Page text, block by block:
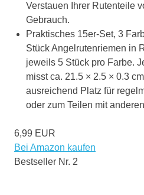
Verstauen Ihrer Rutenteile
Gebrauch.
Praktisches 15er-Set, 3
Stück Angelrutenriemen in
jeweils 5 Stück pro Farbe.
misst ca. 21.5 × 2.5 × 0.3
ausreichend Platz für
oder zum Teilen mit
6,99 EUR
Bei Amazon kaufen
Bestseller Nr. 2